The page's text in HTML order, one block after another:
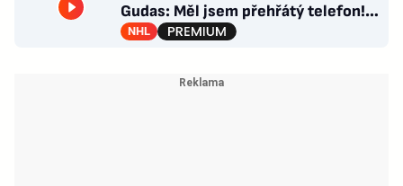
Gudas: Měl jsem přehřátý telefon!
Co návrat do Česka?
NHL